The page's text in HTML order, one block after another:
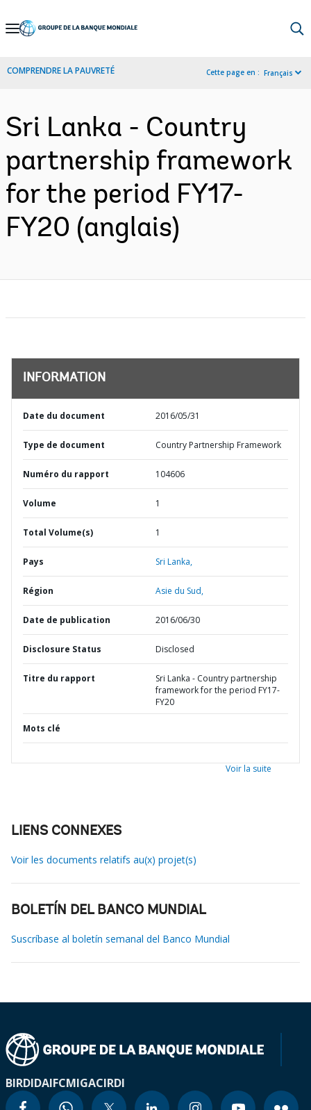
Skip
Navigation
COMPRENDRE LA PAUVRETÉ Cette page en : Français
Sri Lanka - Country
partnership framework
for the period FY17-
FY20 (anglais)
INFORMATION
Date du document 2016/05/31
Type de document Country Partnership Framework
Numéro du rapport 104606
Volume 1
Total Volume(s) 1
Pays Sri Lanka,
Région Asie du Sud,
Date de publication 2016/06/30
Disclosure Status Disclosed
Titre du rapport
Sri Lanka - Country partnership
framework for the period FY17-
FY20
Mots clé
Voir la suite
LIENS CONNEXES
Voir les documents relatifs au(x) projet(s)
BOLETÍN DEL BANCO MUNDIAL
Suscríbase al boletín semanal del Banco Mundial
BIRDIDAIFCMIGACIRDI